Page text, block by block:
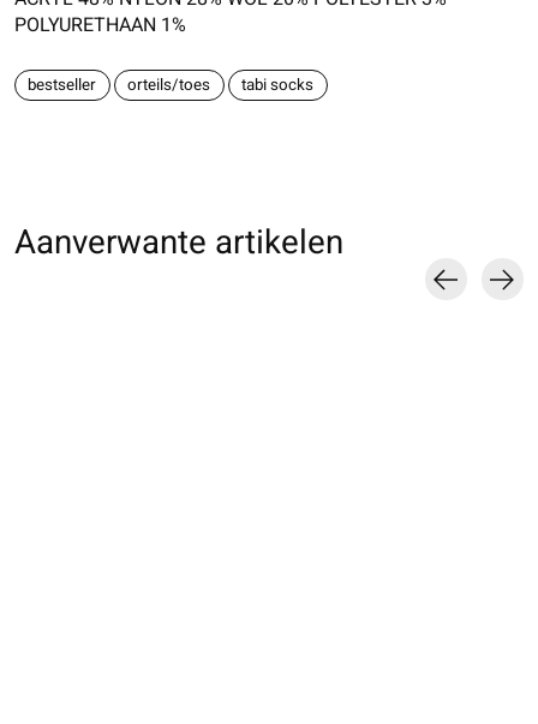
POLYURETHAAN 1%
bestseller orteils/toes tabi socks
Aanverwante artikelen